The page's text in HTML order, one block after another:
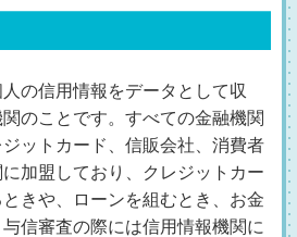
の信用情報をデータとして収
のことです。すべての金融機関
ットカード、信販会社、消費者
加盟しており、クレジットカー
きや、ローンを組むとき、お金
信審査の際には信用情報機関に